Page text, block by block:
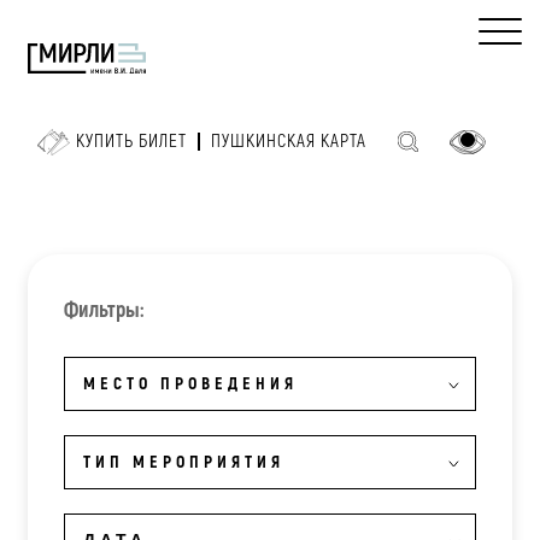
КУПИТЬ БИЛЕТ ПУШКИНСКАЯ КАРТА
Фильтры:
МЕСТО ПРОВЕДЕНИЯ
ТИП МЕРОПРИЯТИЯ